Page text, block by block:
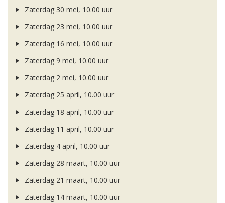
Zaterdag 30 mei, 10.00 uur
Zaterdag 23 mei, 10.00 uur
Zaterdag 16 mei, 10.00 uur
Zaterdag 9 mei, 10.00 uur
Zaterdag 2 mei, 10.00 uur
Zaterdag 25 april, 10.00 uur
Zaterdag 18 april, 10.00 uur
Zaterdag 11 april, 10.00 uur
Zaterdag 4 april, 10.00 uur
Zaterdag 28 maart, 10.00 uur
Zaterdag 21 maart, 10.00 uur
Zaterdag 14 maart, 10.00 uur